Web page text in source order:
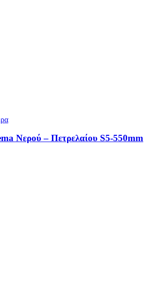
Νερού – Πετρελαίου S5-550mm